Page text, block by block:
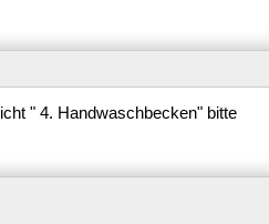
" 4. Handwaschbecken" bitte